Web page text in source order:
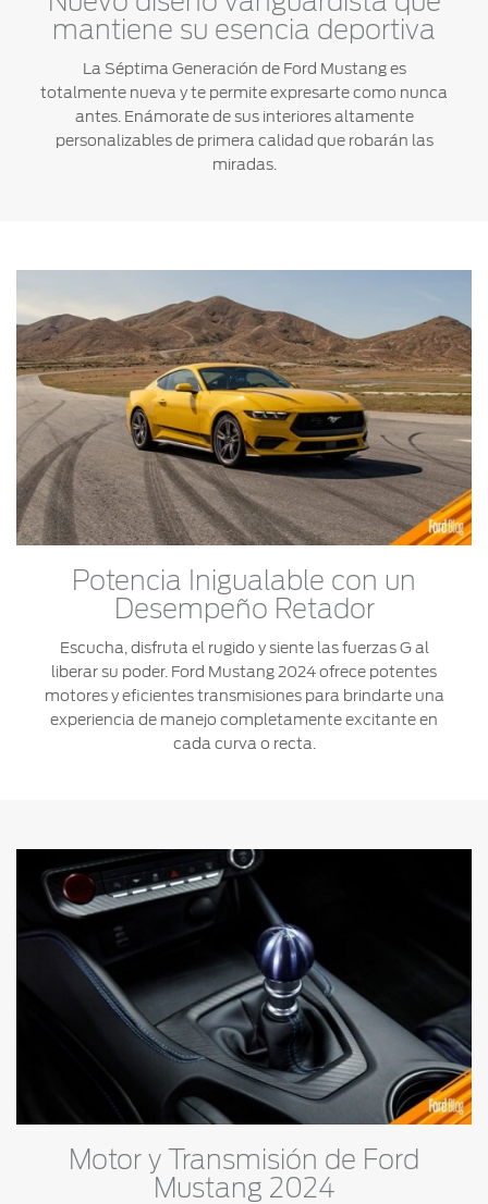
Localiza un
Seminuevos
Certificados
Motorcraft
Técnico
SYNC®
mantiene su esencia deportiva
La Séptima Generación de Ford Mustang es
totalmente nueva y te permite expresarte como nunca
antes. Enámorate de sus interiores altamente
personalizables de primera calidad que robarán las
miradas.
Potencia Inigualable con un
Desempeño Retador
Escucha, disfruta el rugido y siente las fuerzas G al
liberar su poder. Ford Mustang 2024 ofrece potentes
motores y eficientes transmisiones para brindarte una
experiencia de manejo completamente excitante en
cada curva o recta.
Motor y Transmisión de Ford
Mustang 2024